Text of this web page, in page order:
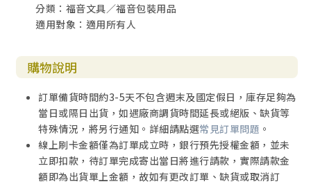
分類：福音文具／福音包裝用品
適用對象：適用所有人
購物說明
訂單備貨時間約3-5天不包含週末及國定假日，庫存足夠為
當日或隔日出貨，如遇廠商調貨時間延長或絕版、缺貨等
特殊情況，將另行通知。詳細請點選常見訂單問題 。
線上刷卡金額僅為訂單成立時，銀行預先授權金額，並未
立即扣款，待訂單完成寄出當日將進行請款，實際請款金
額即為出貨單上金額，故如有更改訂單、缺貨或取消訂